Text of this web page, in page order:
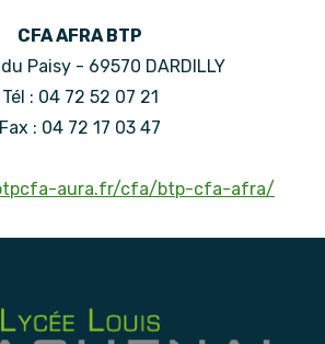
CFA AFRA BTP
Paisy - 69570 DARDILLY
Tél : 04 72 52 07 21
Fax : 04 72 17 03 47
aura.fr/cfa/btp-cfa-afra/